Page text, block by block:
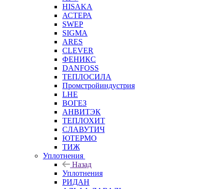
HISAKA
АСТЕРА
SWEP
SIGMA
ARES
CLEVER
ФЕНИКС
DANFOSS
ТЕПЛОСИЛА
Промстройиндустрия
LHE
ВОГЕЗ
АНВИТЭК
ТЕПЛОХИТ
СЛАВУТИЧ
ЮТЕРМО
ТИЖ
Уплотнения
Назад
Уплотнения
РИДАН